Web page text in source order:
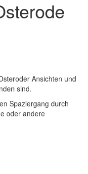
Ansichten und
sind.
Spaziergang durch
oder andere